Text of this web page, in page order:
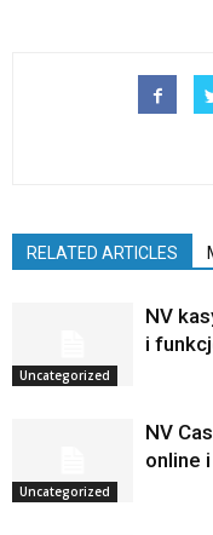
RELATED ARTICLES
Uncategorized
NV
i
Uncategorized
NV
online